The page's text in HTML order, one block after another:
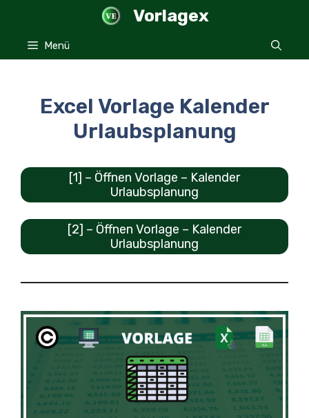
springen
Vorlagex
Menü
Excel Vorlage Kalender
Urlaubsplanung
[1] – Öffnen Vorlage – Kalender
Urlaubsplanung
[2] – Öffnen Vorlage – Kalender
Urlaubsplanung